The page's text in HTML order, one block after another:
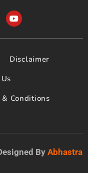
Y
o
u
t
b
e
Disclaimer
& Conditions
By Abhastra